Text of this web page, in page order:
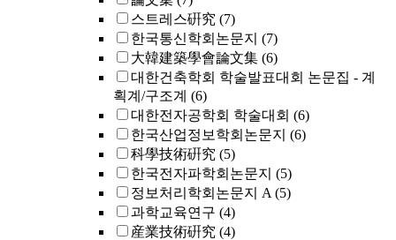
스트레스硏究 (7)
한국통신학회논문지 (7)
大韓建築學會論文集 (6)
대한건축학회 학술발표대회 논문집 - 계
획계/구조계 (6)
대한전자공학회 학술대회 (6)
한국산업정보학회논문지 (6)
科學技術硏究 (5)
한국전자파학회논문지 (5)
정보처리학회논문지 A (5)
과학교육연구 (4)
産業技術硏究 (4)